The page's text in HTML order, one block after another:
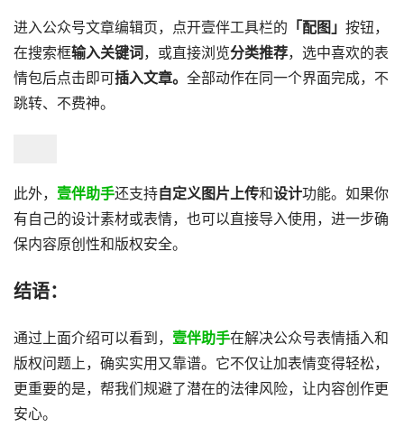
进入公众号文章编辑页，点开壹伴工具栏的 「配图」 按钮，
在搜索框输入关键词 ，或直接浏览分类推荐，选中喜欢的表
情包后点击即可插入文章。 全部动作在同一个界面完成，不
跳转、不费神。
此外， 壹伴助手还支持自定义图片上传和设计功能。如果你
有自己的设计素材或表情，也可以直接导入使用，进一步确
保内容原创性和版权安全。
结语：
通过上面介绍可以看到， 壹伴助手在解决公众号表情插入和
版权问题上，确实实用又靠谱。它不仅让加表情变得轻松，
更重要的是，帮我们规避了潜在的法律风险，让内容创作更
安心。